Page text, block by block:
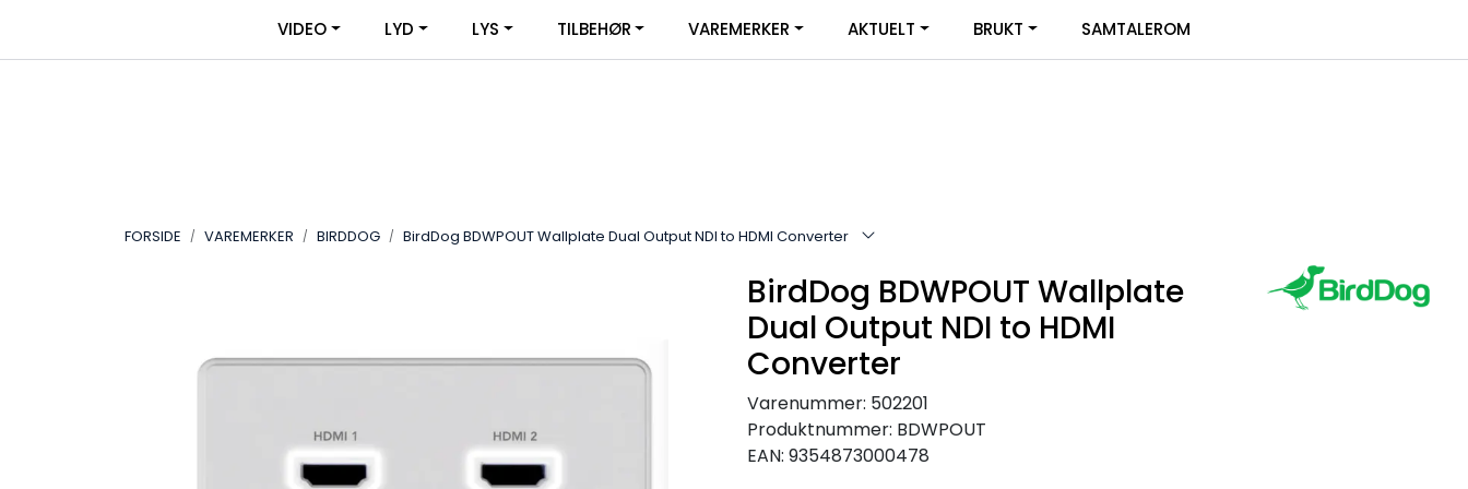
OM VIDEOUTSTYR | KONTAKT OSS SERVICE | FACEBOOK Infosenter Favoritter
VIDEO LYD LYS TILBEHØR VAREMERKER AKTUELT BRUKT SAMTALEROM
FORSIDE VAREMERKER BIRDDOG BirdDog BDWPOUT Wallplate Dual Output NDI to HDMI Converter
BirdDog BDWPOUT Wallplate
Dual Output NDI to HDMI
Converter
Varenummer: 502201
Produktnummer: BDWPOUT
EAN: 9354873000478